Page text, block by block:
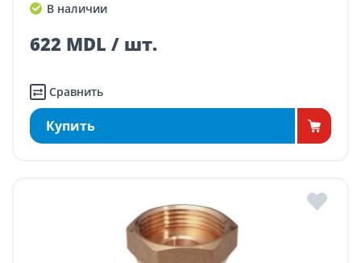
В наличии
622 MDL / шт.
Сравнить
Купить